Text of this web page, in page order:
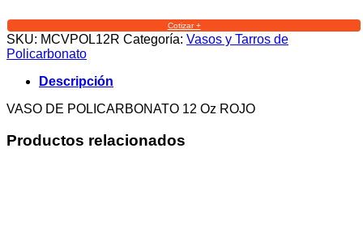
Cotizar +
SKU: MCVPOL12R Categoría: Vasos y Tarros de
Policarbonato
Descripción
VASO DE POLICARBONATO 12 Oz ROJO
Productos relacionados